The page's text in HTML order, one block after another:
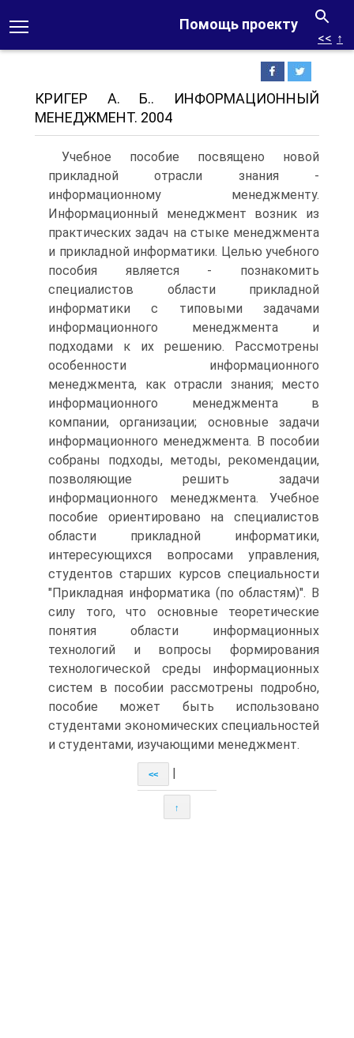
Помощь проекту
<< ↑
КРИГЕР А. Б.. ИНФОРМАЦИОННЫЙ
МЕНЕДЖМЕНТ. 2004
Учебное пособие посвящено новой
прикладной отрасли знания -
информационному менеджменту.
Информационный менеджмент возник из
практических задач на стыке менеджмента
и прикладной информатики. Целью учебного
пособия является - познакомить
специалистов области прикладной
информатики с типовыми задачами
информационного менеджмента и
подходами к их решению. Рассмотрены
особенности информационного
менеджмента, как отрасли знания; место
информационного менеджмента в
компании, организации; основные задачи
информационного менеджмента. В пособии
собраны подходы, методы, рекомендации,
позволяющие решить задачи
информационного менеджмента. Учебное
пособие ориентировано на специалистов
области прикладной информатики,
интересующихся вопросами управления,
студентов старших курсов специальности
"Прикладная информатика (по областям)". В
силу того, что основные теоретические
понятия области информационных
технологий и вопросы формирования
технологической среды информационных
систем в пособии рассмотрены подробно,
пособие может быть использовано
студентами экономических специальностей
и студентами, изучающими менеджмент.
<<
↑